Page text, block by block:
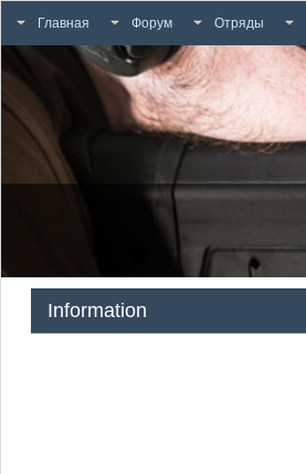
Главная Форум Отряды
Information